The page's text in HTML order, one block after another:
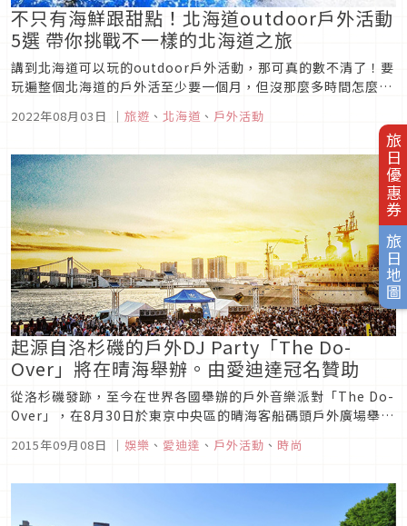
旅日優惠券
旅日地圖
不只有海鮮跟甜點！北海道outdoor戶外活動
5選 帶你挑戰不一樣的北海道之旅
講到北海道可以玩的outdoor戶外活動，那可真的數不清了！要
玩遍整個北海道的戶外活至少要一個月，但沒那麼多時間怎麼
是初學者也能輕鬆體驗不一樣的北海道之旅！
2022年08月03日 ｜ 旅遊 、 北海道 、 戶外活動
起源自洛杉磯的戶外DJ Party「The Do-
Over」將在晴海舉辦。由愛迪達冠名贊助
從洛杉磯發跡，至今在世界各國舉辦的戶外音樂派對「The Do-
Over」，在8月30日於東京中央區的晴海客船碼頭戶外廣場舉
Do-Over」派對，是由Haycock與Jamie Strong兩位駐店DJ
2015年09月08日 ｜ 娛樂 、 愛迪達 、 戶外活動 、 時尚